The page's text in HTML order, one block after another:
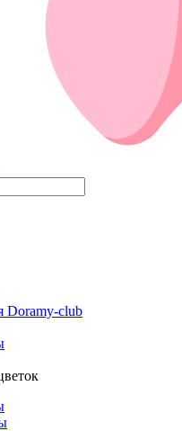
Doramy-club